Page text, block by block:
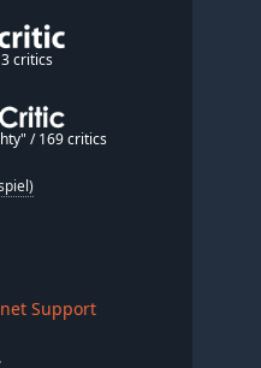
critics
/ 169 critics
Support